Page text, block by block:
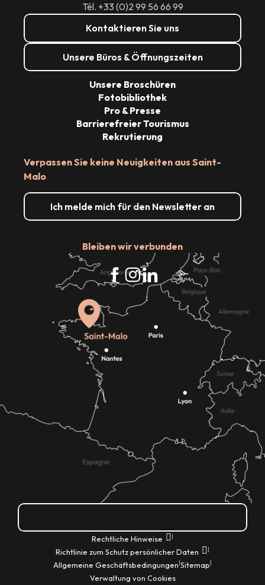
Tél. +33 (0)2 99 56 66 99
Kontaktieren Sie uns
Unsere Büros & Öffnungszeiten
Verpassen Sie keine Neuigkeiten aus Saint-
Malo
Ich melde mich für den Newsletter an
Bleiben wir verbunden
Unsere Broschüren
Fotobibliothek
Pro & Presse
Barrierefreier Tourismus
Rekrutierung
Rechtliche Hinweise |
Richtlinie zum Schutz persönlicher Daten |
Allgemeine Geschäftsbedingungen|Sitemap|
Verwaltung von Cookies